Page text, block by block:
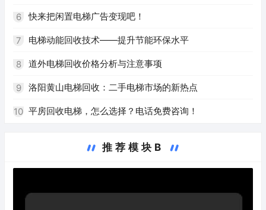
6 快来把闲置电梯广告变现吧！
7 电梯动能回收技术——提升节能环保水平
8 道外电梯回收价格分析与注意事项
9 洛阳黄山电梯回收：二手电梯市场的新热点
10 平房回收电梯，怎么选择？电话免费咨询！
推荐模块B